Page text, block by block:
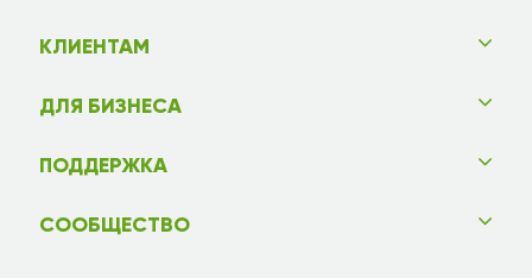
КЛИЕНТАМ
ДЛЯ БИЗНЕСА
ПОДДЕРЖКА
СООБЩЕСТВО